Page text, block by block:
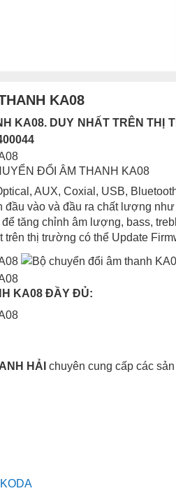
KA08
KA08. DUY NHẤT TRÊN
ĐỔI ÂM THANH KA08
AUX, Coxial, USB,
đầu vào và đầu ra chất lượng
tăng chỉnh âm lượng, bass,
trên thị trường có thể Update
KA08 ĐẦY ĐỦ:
HẢI chuyên cung cấp các